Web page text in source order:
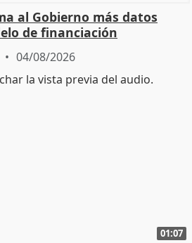
al Gobierno más datos
de financiación
04/08/2026
01:07